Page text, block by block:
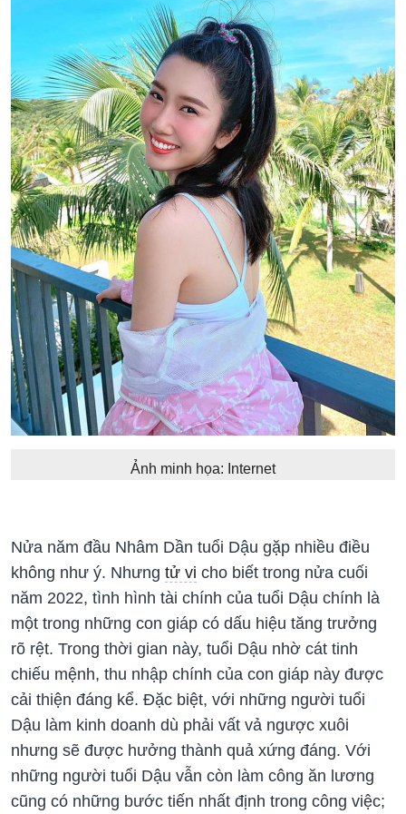
Ảnh minh họa: Internet
Nửa năm đầu Nhâm Dần tuổi Dậu gặp nhiều điều
không như ý. Nhưng tử vi cho biết trong nửa cuối
năm 2022, tình hình tài chính của tuổi Dậu chính là
một trong những con giáp có dấu hiệu tăng trưởng
rõ rệt. Trong thời gian này, tuổi Dậu nhờ cát tinh
chiếu mệnh, thu nhập chính của con giáp này được
cải thiện đáng kể. Đặc biệt, với những người tuổi
Dậu làm kinh doanh dù phải vất vả ngược xuôi
nhưng sẽ được hưởng thành quả xứng đáng. Với
những người tuổi Dậu vẫn còn làm công ăn lương
cũng có những bước tiến nhất định trong công việc;